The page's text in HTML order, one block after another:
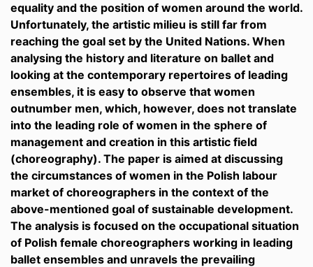
equality and the position of women around the world.
Unfortunately, the artistic milieu is still far from
reaching the goal set by the United Nations. When
analysing the history and literature on ballet and
looking at the contemporary repertoires of leading
ensembles, it is easy to observe that women
outnumber men, which, however, does not translate
into the leading role of women in the sphere of
management and creation in this artistic field
(choreography). The paper is aimed at discussing
the circumstances of women in the Polish labour
market of choreographers in the context of the
above-mentioned goal of sustainable development.
The analysis is focused on the occupational situation
of Polish female choreographers working in leading
ballet ensembles and unravels the prevailing